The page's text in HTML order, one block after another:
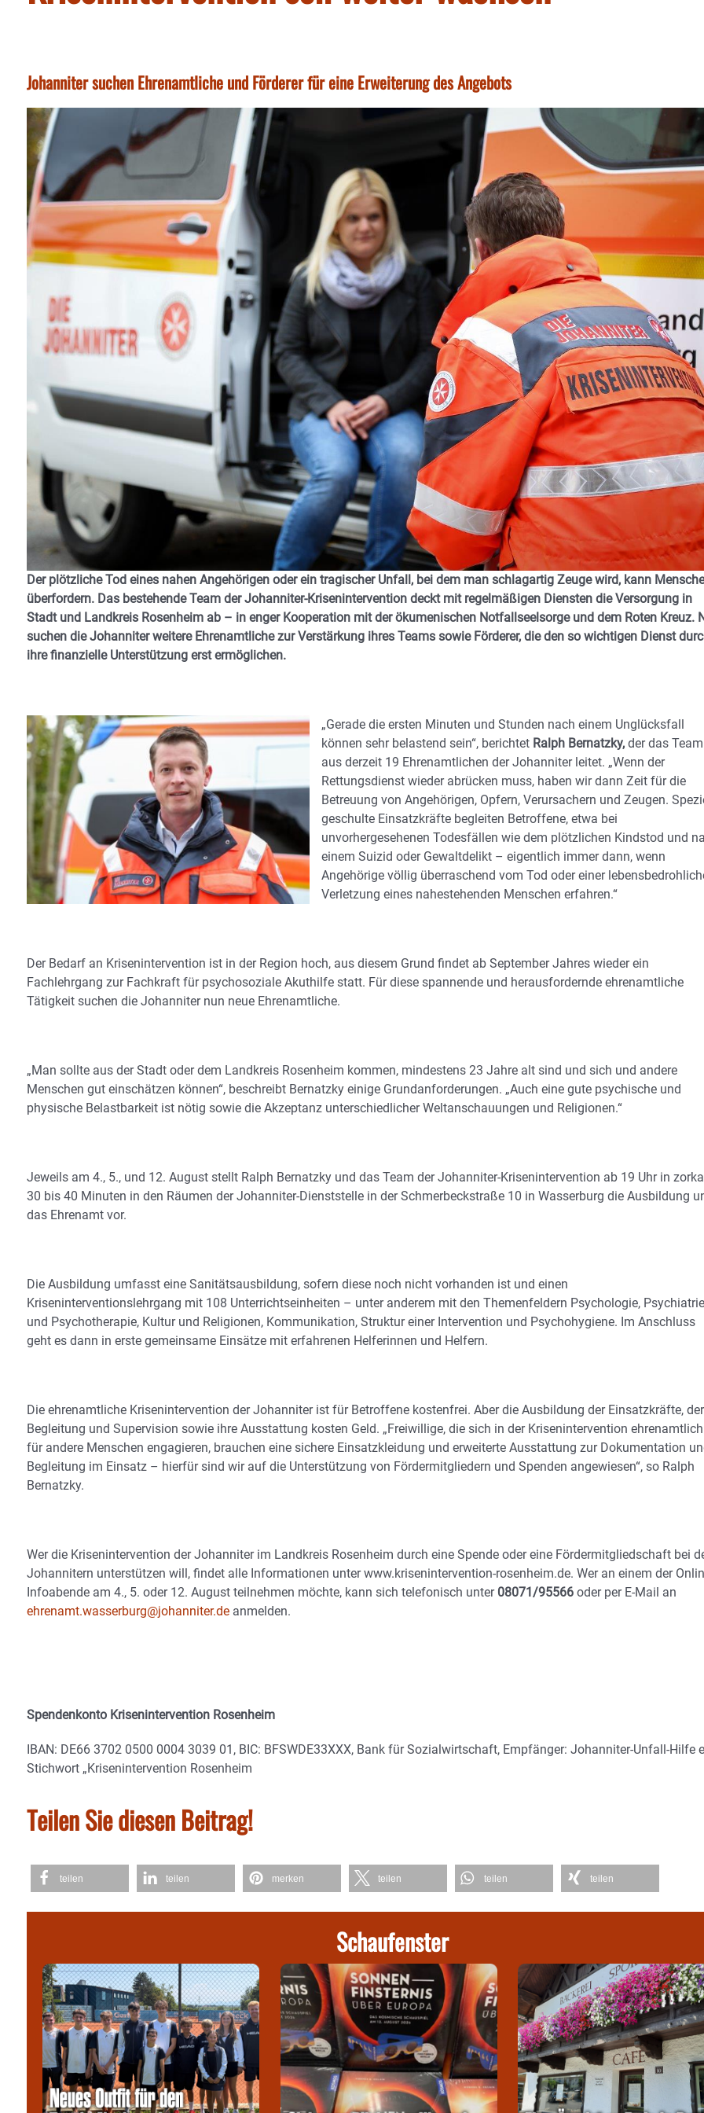
Johanniter suchen Ehrenamtliche und Förderer für eine Erweiterung des Angebots
Der plötzliche Tod eines nahen Angehörigen oder ein tragischer Unfall, bei dem man schlagartig Zeuge wird, kann
überfordern. Das bestehende Team der Johanniter-Krisenintervention deckt mit regelmäßigen Diensten die Versorgung in
Stadt und Landkreis Rosenheim ab – in enger Kooperation mit der ökumenischen Notfallseelsorge und dem Roten Kreuz.
suchen die Johanniter weitere Ehrenamtliche zur Verstärkung ihres Teams sowie Förderer, die den so wichtigen Dienst
ihre finanzielle Unterstützung erst ermöglichen.
„Gerade die ersten Minuten und Stunden nach einem Unglücksfall
können sehr belastend sein“, berichtet Ralph Bernatzky, der das Team
aus derzeit 19 Ehrenamtlichen der Johanniter leitet. „Wenn der
Rettungsdienst wieder abrücken muss, haben wir dann Zeit für die
Betreuung von Angehörigen, Opfern, Verursachern und Zeugen.
geschulte Einsatzkräfte begleiten Betroffene, etwa bei
unvorhergesehenen Todesfällen wie dem plötzlichen Kindstod und
einem Suizid oder Gewaltdelikt – eigentlich immer dann, wenn
Angehörige völlig überraschend vom Tod oder einer
Verletzung eines nahestehenden Menschen erfahren.“
Der Bedarf an Krisenintervention ist in der Region hoch, aus diesem Grund findet ab September Jahres wieder ein
Fachlehrgang zur Fachkraft für psychosoziale Akuthilfe statt. Für diese spannende und herausfordernde ehrenamtliche
Tätigkeit suchen die Johanniter nun neue Ehrenamtliche.
„Man sollte aus der Stadt oder dem Landkreis Rosenheim kommen, mindestens 23 Jahre alt sind und sich und andere
Menschen gut einschätzen können“, beschreibt Bernatzky einige Grundanforderungen. „Auch eine gute psychische und
physische Belastbarkeit ist nötig sowie die Akzeptanz unterschiedlicher Weltanschauungen und Religionen.“
Jeweils am 4., 5., und 12. August stellt Ralph Bernatzky und das Team der Johanniter-Krisenintervention ab 19 Uhr in zorka
30 bis 40 Minuten in den Räumen der Johanniter-Dienststelle in der Schmerbeckstraße 10 in Wasserburg die Ausbildung
das Ehrenamt vor.
Die Ausbildung umfasst eine Sanitätsausbildung, sofern diese noch nicht vorhanden ist und einen
Kriseninterventionslehrgang mit 108 Unterrichtseinheiten – unter anderem mit den Themenfeldern Psychologie, Psychiatrie
und Psychotherapie, Kultur und Religionen, Kommunikation, Struktur einer Intervention und Psychohygiene. Im Anschluss
geht es dann in erste gemeinsame Einsätze mit erfahrenen Helferinnen und Helfern.
Die ehrenamtliche Krisenintervention der Johanniter ist für Betroffene kostenfrei. Aber die Ausbildung der Einsatzkräfte,
Begleitung und Supervision sowie ihre Ausstattung kosten Geld. „Freiwillige, die sich in der Krisenintervention ehrenamtlich
für andere Menschen engagieren, brauchen eine sichere Einsatzkleidung und erweiterte Ausstattung zur Dokumentation
Begleitung im Einsatz – hierfür sind wir auf die Unterstützung von Fördermitgliedern und Spenden angewiesen“, so Ralph
Bernatzky.
Wer die Krisenintervention der Johanniter im Landkreis Rosenheim durch eine Spende oder eine Fördermitgliedschaft bei
Johannitern unterstützen will, findet alle Informationen unter www.krisenintervention-rosenheim.de. Wer an einem der
Infoabende am 4., 5. oder 12. August teilnehmen möchte, kann sich telefonisch unter08071/95566 oder per E-Mail an
ehrenamt.wasserburg@johanniter.de anmelden.
Spendenkonto Krisenintervention Rosenheim
IBAN: DE66 3702 0500 0004 3039 01, BIC: BFSWDE33XXX, Bank für Sozialwirtschaft, Empfänger: Johanniter-Unfall-Hilfe
Stichwort „Krisenintervention Rosenheim
Teilen Sie diesen Beitrag!
teilen teilen merken teilen teilen teilen
Schaufenster